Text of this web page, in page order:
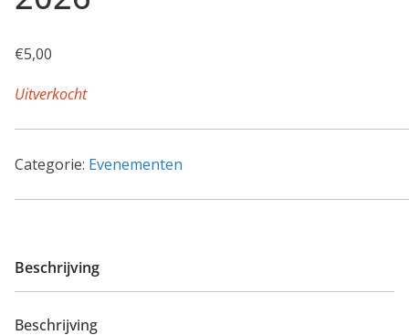
€5,00
Uitverkocht
Categorie: Evenementen
Beschrijving
Beschrijving